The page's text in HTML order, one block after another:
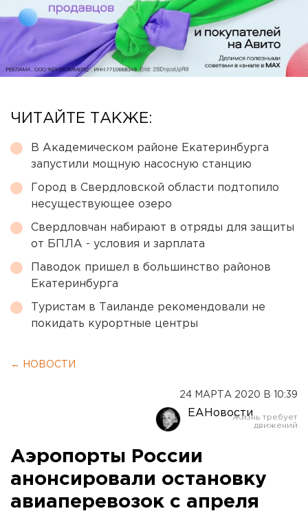
ЧИТАЙТЕ ТАКЖЕ:
В Академическом районе Екатеринбурга
запустили мощную насосную станцию
Город в Свердловской области подтопило
несуществующее озеро
Свердловчан набирают в отряды для защиты
от БПЛА - условия и зарплата
Паводок пришел в большинство районов
Екатеринбурга
Туристам в Таиланде рекомендовали не
покидать курортные центры
← НОВОСТИ
24 МАРТА 2020 В 10:39
ЕАНовости
Аэропорты России
анонсировали остановку
авиаперевозок с апреля